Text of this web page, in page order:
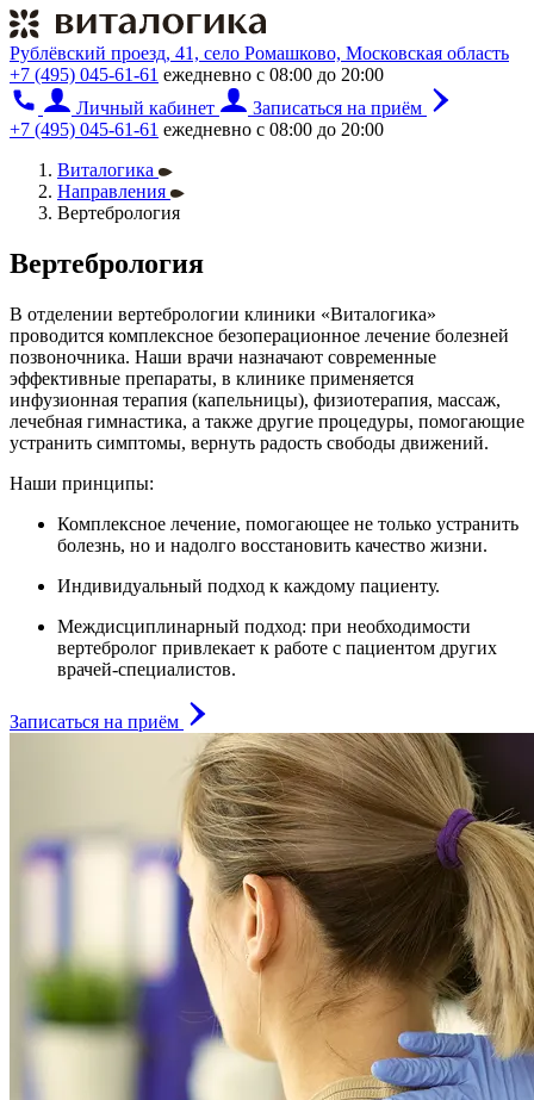
Рублёвский проезд, 41, село Ромашково, Московская область
+7 (495) 045-61-61 ежедневно с 08:00 до 20:00
Личный кабинет
Записаться на приём
+7 (495) 045-61-61 ежедневно с 08:00 до 20:00
Виталогика
Направления
Вертебрология
Вертебрология
В отделении вертебрологии клиники «Виталогика»
проводится комплексное безоперационное лечение болезней
позвоночника. Наши врачи назначают современные
эффективные препараты, в клинике применяется
инфузионная терапия (капельницы), физиотерапия, массаж,
лечебная гимнастика, а также другие процедуры, помогающие
устранить симптомы, вернуть радость свободы движений.
Наши принципы:
Комплексное лечение, помогающее не только устранить
болезнь, но и надолго восстановить качество жизни.
Индивидуальный подход к каждому пациенту.
Междисциплинарный подход: при необходимости
вертебролог привлекает к работе с пациентом других
врачей-специалистов.
Записаться на приём